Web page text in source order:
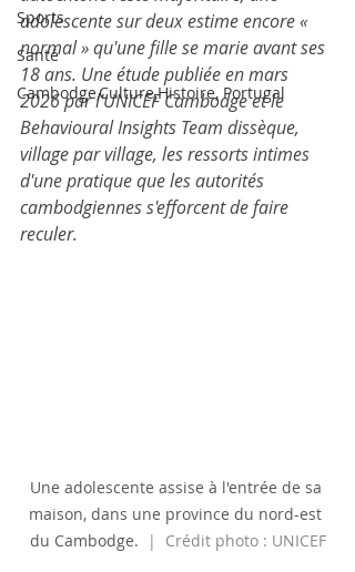
Sports
Santé
Cambodge,Culture,Histoire, Portugal
adolescente sur deux estime encore «
normal » qu'une fille se marie avant ses
18 ans. Une étude publiée en mars
2026 par l'UNICEF Cambodge et le
Behavioural Insights Team dissèque,
village par village, les ressorts intimes
d'une pratique que les autorités
cambodgiennes s'efforcent de faire
reculer.
Une adolescente assise à l'entrée de sa
maison, dans une province du nord-est
du Cambodge. |  Crédit photo : UNICEF